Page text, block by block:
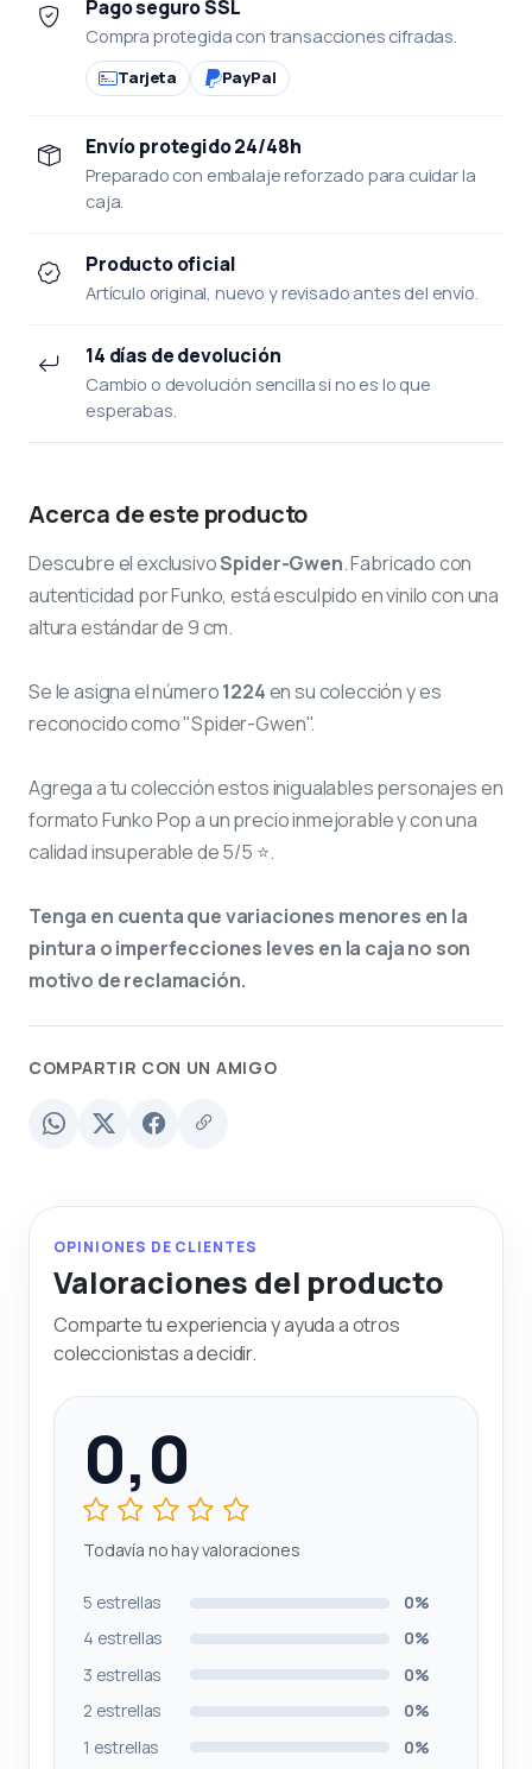
Pago seguro SSL
Compra protegida con transacciones cifradas.
Tarjeta PayPal
Envío protegido 24/48h
Preparado con embalaje reforzado para cuidar la
caja.
Producto oficial
Artículo original, nuevo y revisado antes del envío.
14 días de devolución
Cambio o devolución sencilla si no es lo que
esperabas.
Acerca de este producto
Descubre el exclusivoSpider-Gwen. Fabricado con
autenticidad por Funko, está esculpido en vinilo con una
altura estándar de 9 cm.
Se le asigna el número1224en su colección y es
reconocido como "Spider-Gwen".
Agrega a tu colección estos inigualables personajes en
formato Funko Pop a un precio inmejorable y con una
calidad insuperable de 5/5 ⭐.
Tenga en cuenta que variaciones menores en la
pintura o imperfecciones leves en la caja no son
motivo de reclamación.
COMPARTIR CON UN AMIGO
OPINIONES DE CLIENTES
Valoraciones del producto
Comparte tu experiencia y ayuda a otros
coleccionistas a decidir.
0,0
Todavía no hay valoraciones
5 estrellas
0%
4 estrellas
0%
3 estrellas
0%
2 estrellas
0%
1 estrellas
0%